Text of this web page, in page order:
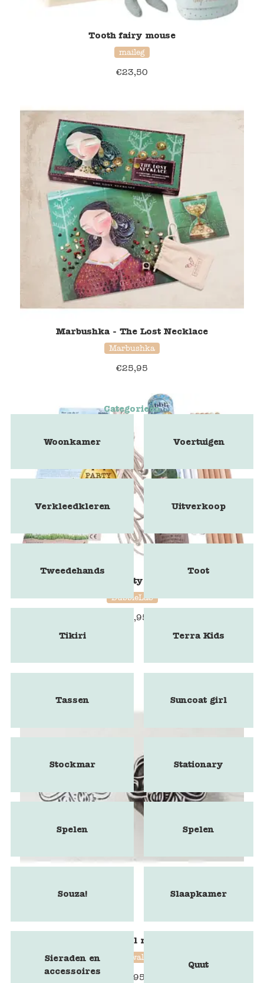
Tooth fairy mouse
maileg
€23,50
Marbushka - The Lost Necklace
Marbushka
€25,95
BubbleLab Party Fun edition
BubbleLab
24,95
Blokstempel mammoet
Blockwallah
9,95
Categorieën
Woonkamer Voertuigen
Verkleedkleren Uitverkoop
Tweedehands Toot
Tikiri Terra Kids
Tassen Suncoat girl
Stockmar Stationary
Spelen Spelen
Souza! Slaapkamer
Sieraden en
accessoires
Quut